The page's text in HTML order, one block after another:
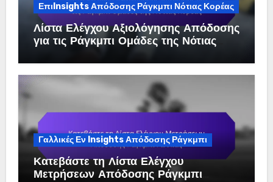
ΕπιInsights Απόδοσης Ράγκμπι Νότιας Κορέας
Λίστα Ελέγχου Αξιολόγησης Απόδοσης
για τις Ράγκμπι Ομάδες της Νότιας
Γαλλικές Εν Insights Απόδοσης Ράγκμπι
Κατεβάστε τη Λίστα Ελέγχου
Μετρήσεων Απόδοσης Ράγκμπι